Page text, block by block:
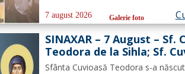
Conform programului oficial
de Asociația Nord, mai jos se
sinteza activităților,...
7 august 2026 Galerie foto
SINAXAR – 7 August – Sf.
Teodora de la Sihla; Sf.
Pafnutie - Pârvu Zugravul
Sfânta Cuvioasă Teodora s-a